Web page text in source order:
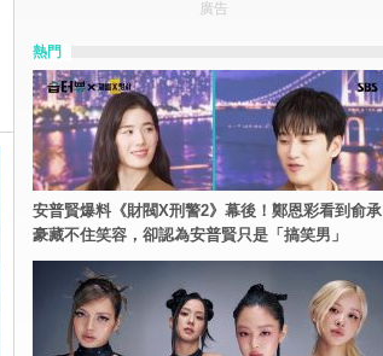
廣告
熱門
安普賢爆料《財閥X刑警2》幕後！鄭恩彩看到俞承
豪藏不住笑容，卻認為安普賢只是「搞笑男」